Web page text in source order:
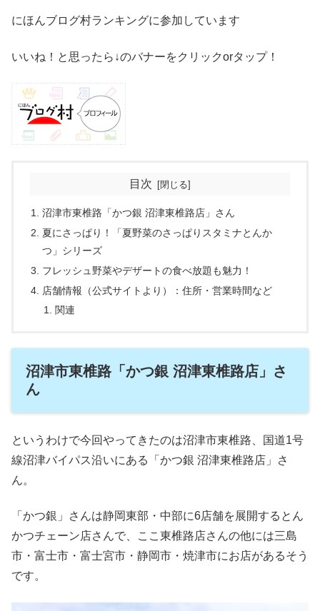
にほんブログ村ランキングに参加しています
いいね！と思ったら↓のバナーをクリックorタップ！
目次
沼津市東椎路「かつ銀 沼津東椎路店」さん
夏にさっぱり！「夏野菜のさっぱりスタミナとんか
つ」シリーズ
フレッシュ野菜やデザートの食べ放題も魅力！
店舗情報（公式サイトより）：住所・営業時間など
関連
沼津市東椎路「かつ銀 沼津東椎路店」さ
ん
というわけで今回やってきたのは沼津市東椎路、国道1号
線沼津バイパス沿いにある「かつ銀 沼津東椎路店」さ
ん。
「かつ銀」さんは静岡東部・中部に6店舗を展開するとん
かつチェーン店さんで、ここ東椎路店さんの他には三島
市・富士市・富士宮市・静岡市・焼津市にお店があるそう
です。